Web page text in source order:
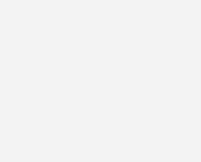
Politik, Wirtschaft,
Gemeinsam können die
und
umgesetzt werden und zur